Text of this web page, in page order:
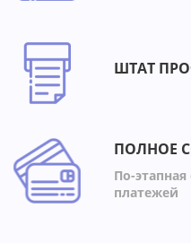
ШТАТ
ПОЛНОЕ
По-
платежей